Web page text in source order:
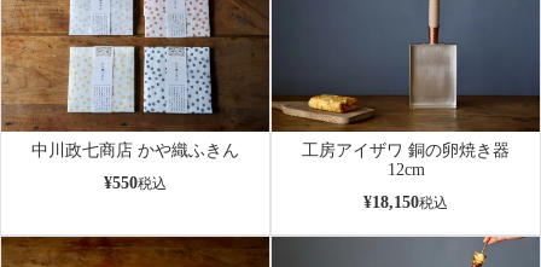
中川政七商店 かや織ふきん
¥550税込
工房アイザワ 銅の卵焼き器
12cm
¥18,150税込